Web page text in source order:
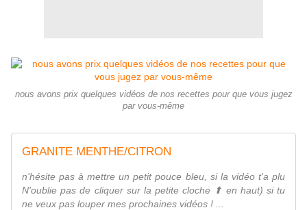
nous avons prix quelques vidéos de nos recettes pour que vous jugez
par vous-même
GRANITE MENTHE/CITRON
n'hésite pas à mettre un petit pouce bleu, si la vidéo t'a plu
N'oublie pas de cliquer sur la petite cloche ⬆︎ en haut) si tu
ne veux pas louper mes prochaines vidéos ! ...